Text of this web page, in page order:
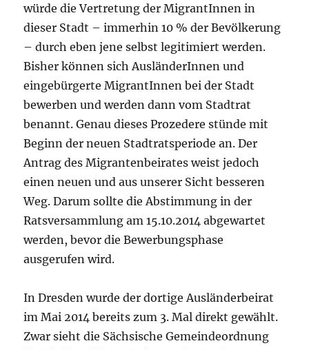
würde die Vertretung der MigrantInnen in
dieser Stadt – immerhin 10 % der Bevölkerung
– durch eben jene selbst legitimiert werden.
Bisher können sich AusländerInnen und
eingebürgerte MigrantInnen bei der Stadt
bewerben und werden dann vom Stadtrat
benannt. Genau dieses Prozedere stünde mit
Beginn der neuen Stadtratsperiode an. Der
Antrag des Migrantenbeirates weist jedoch
einen neuen und aus unserer Sicht besseren
Weg. Darum sollte die Abstimmung in der
Ratsversammlung am 15.10.2014 abgewartet
werden, bevor die Bewerbungsphase
ausgerufen wird.
In Dresden wurde der dortige Ausländerbeirat
im Mai 2014 bereits zum 3. Mal direkt gewählt.
Zwar sieht die Sächsische Gemeindeordnung